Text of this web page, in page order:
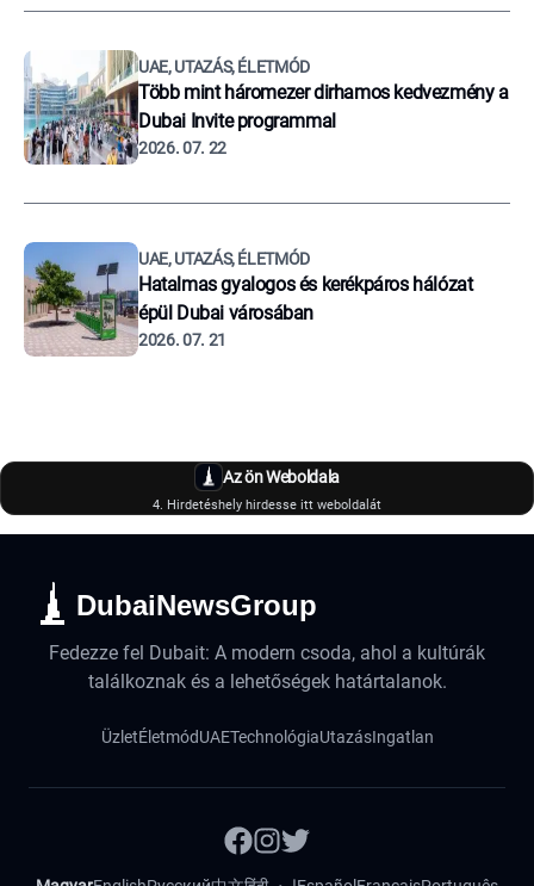
UAE, UTAZÁS, ÉLETMÓD
Több mint háromezer dirhamos kedvezmény a
Dubai Invite programmal
2026. 07. 22
UAE, UTAZÁS, ÉLETMÓD
Hatalmas gyalogos és kerékpáros hálózat
épül Dubai városában
2026. 07. 21
Az ön Weboldala
4. Hirdetéshely hirdesse itt weboldalát
DubaiNewsGroup
Fedezze fel Dubait: A modern csoda, ahol a kultúrák
találkoznak és a lehetőségek határtalanok.
ÜzletÉletmódUAETechnológiaUtazásIngatlan